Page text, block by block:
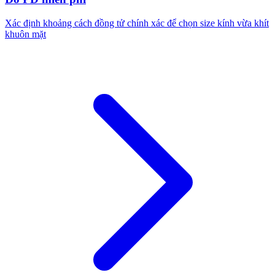
Xác định khoảng cách đồng tử chính xác để chọn size kính vừa khít
khuôn mặt